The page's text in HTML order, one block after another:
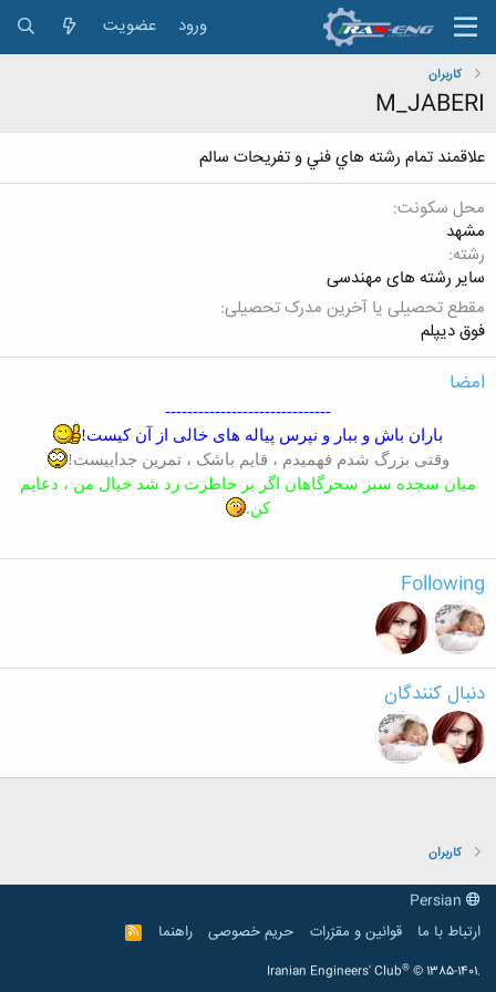
ورود عضویت
کاربران
M_JABERI
علاقمند تمام رشته هاي فني و تفريحات سالم
محل سکونت
مشهد
رشته
سایر رشته های مهندسی
مقطع تحصیلی یا آخرین مدرک تحصیلی
فوق دیپلم
امضا
------------------------------
باران باش و ببار و نپرس پیاله های خالی از آن کیست!
وقتی بزرگ شدم فهمیدم ، قایم باشک ، تمرین جداییست!
میان سجده سبز سحرگاهان اگر بر خاطرت رد شد خیال من ، دعایم
کن.
Following
دنبال کنندگان
کاربران
ارتباط با ما
قوانین و مقرّرات حریم خصوصی راهنما
R
S
Iranian Engineers' Club® © 1385-1401.